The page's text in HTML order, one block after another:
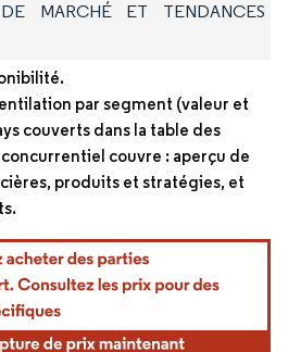
MARCHÉ ET TENDANCES
par segment (valeur et
couverts dans la table des
couvre : aperçu de
produits et stratégies, et